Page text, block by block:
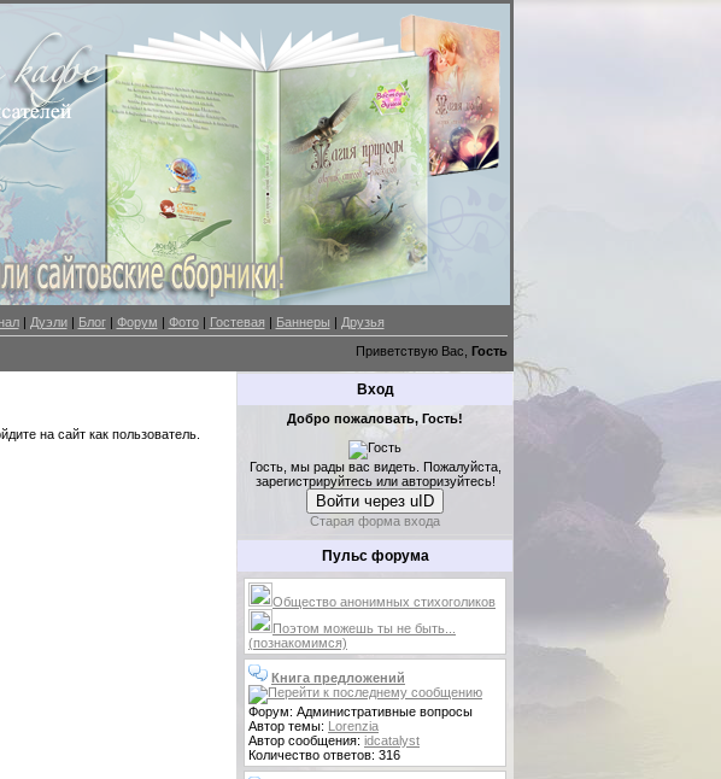
| Дуэли| Блог| Форум | Фото| Гостевая | Баннеры | Друзья
Приветствую Вас, Гость
на сайт как пользователь.
Вход
Добро пожаловать, Гость!
Гость, мы рады вас видеть. Пожалуйста,
зарегистрируйтесь или авторизуйтесь!
Войти через uID
Старая форма входа
Пульс форума
Общество анонимных стихоголиков
Поэтом можешь ты не быть...
(познакомимся)
Книга предложений
Форум: Административные вопросы
Автор темы: Lorenzia
Автор сообщения: idcatalyst
Количество ответов: 316